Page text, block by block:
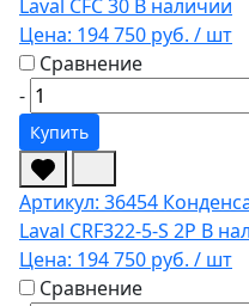
Laval CFC 30 В наличии
Цена: 194 750 руб. / шт
Сравнение
-
Купить
Артикул: 36454
Laval CRF322-5-S 2P В
Цена: 194 750 руб. / шт
Сравнение